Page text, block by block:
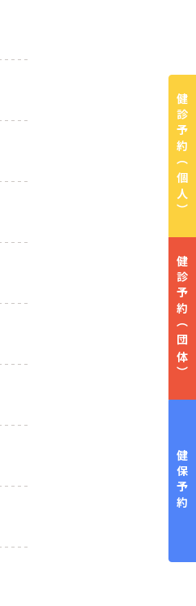
健診予約
（個人）
健診予約
（団体）
健保予約